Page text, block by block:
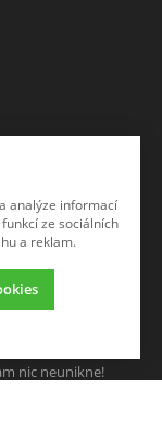
NÁS
nic neunikne!
analýze informací
ze sociálních
a reklam.